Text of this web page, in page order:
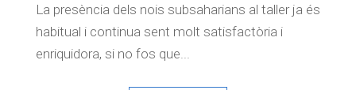
La presència dels nois subsaharians al taller ja és
habitual i continua sent molt satisfactòria i
enriquidora, si no fos que...